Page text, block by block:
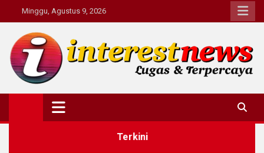
to
content
Minggu, Agustus 9, 2026
Interestnews.or.id
Terkini